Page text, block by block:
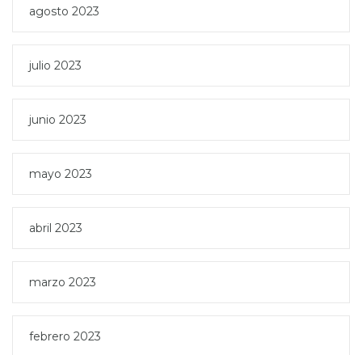
agosto 2023
julio 2023
junio 2023
mayo 2023
abril 2023
marzo 2023
febrero 2023